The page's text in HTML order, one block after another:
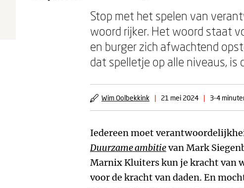
Stop met het spelen van
woord rijker. Het woord staat
en burger zich afwachtend
dat spelletje op alle niveaus, is
Wim Oolbekkink | 21 mei 2024 | 3-4
Iedereen moet
Duurzame ambitievan Mark
Marnix Kluiters kun je kracht van
voor de kracht van daden. En